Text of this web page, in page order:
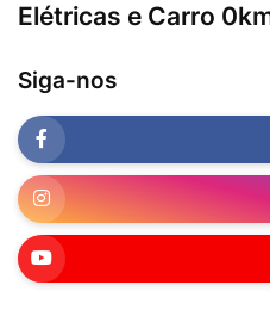
Elétricas e Carro
Siga-nos